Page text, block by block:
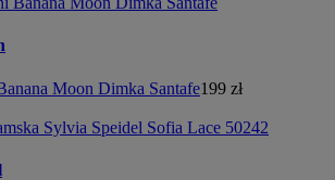
Moon Dimka Santafe199 zł